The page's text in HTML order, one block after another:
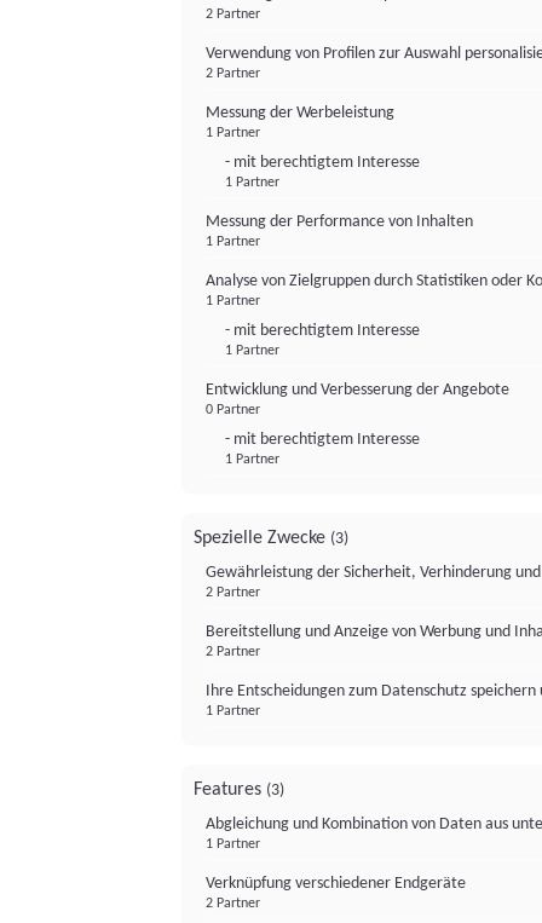
2 Partner
Verwendung von Profilen zur Auswahl
2 Partner
Messung der Werbeleistung
1 Partner
- mit berechtigtem Interesse
1 Partner
Messung der Performance von Inhalten
1 Partner
Analyse von Zielgruppen durch Statistiken oder
1 Partner
- mit berechtigtem Interesse
1 Partner
Entwicklung und Verbesserung der Angebote
0 Partner
- mit berechtigtem Interesse
1 Partner
Spezielle Zwecke (3)
Gewährleistung der Sicherheit, Verhinderung
2 Partner
Bereitstellung und Anzeige von Werbung und
2 Partner
Ihre Entscheidungen zum Datenschutz
1 Partner
Features (3)
Abgleichung und Kombination von Daten aus
1 Partner
Verknüpfung verschiedener Endgeräte
2 Partner